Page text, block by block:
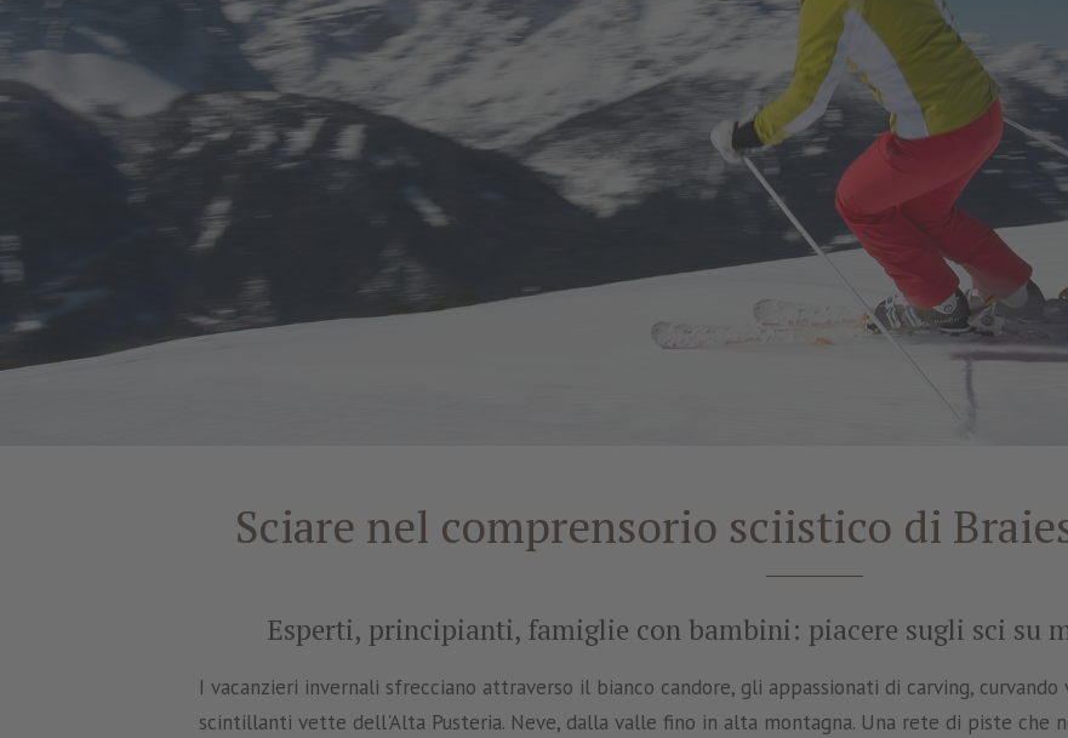
Sciare nel comprensorio sciistico di
Esperti, principianti, famiglie con bambini: piacere sugli sci su
I vacanzieri invernali sfrecciano attraverso il bianco candore, gli appassionati di carving, curvando
scintillanti vette dell'Alta Pusteria. Neve, dalla valle fino in alta montagna. Una rete di piste che